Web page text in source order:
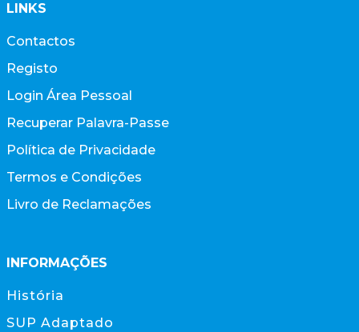
LINKS
Contactos
Registo
Login Área Pessoal
Recuperar Palavra-Passe
Política de Privacidade
Termos e Condições
Livro de Reclamações
INFORMAÇÕES
História
SUP Adaptado